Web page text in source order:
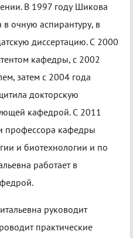
В 1997 году Шикова
очную аспирантуру, в
диссертацию. С 2000
кафедры, с 2002
затем с 2004 года
докторскую
кафедрой. С 2011
профессора кафедры
и биотехнологии и по
работает в
руководит
практические